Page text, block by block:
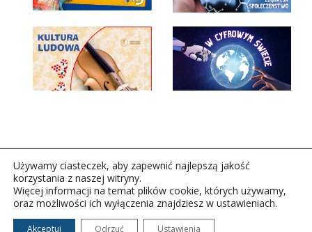
Copyright © 2026Polskie Radio Rzeszów S.A. w likwidacj.
Wszelkie prawa zastrzeżone.
Używamy ciasteczek, aby zapewnić najlepszą jakość
korzystania z naszej witryny.
Więcej informacji na temat plików cookie, których używamy,
oraz możliwości ich wyłączenia znajdziesz w ustawieniach.
Akceptuj Odrzuć Ustawienia